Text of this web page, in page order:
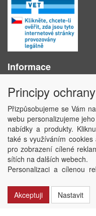
Informace
Obchodní podmínky
Ochrana osobních údajů
Kontakt
Losování účtenek
Aktuality
Nastavení soukromí
Copyright ©
Principy
Přizpůsobujeme se Vám
webu personalizujeme
nabídky a produkty.
také s využíváním
pro zobrazení cílené
sítích na dalších webech.
Personalizaci a cílenou
Akceptuji
Nastavit